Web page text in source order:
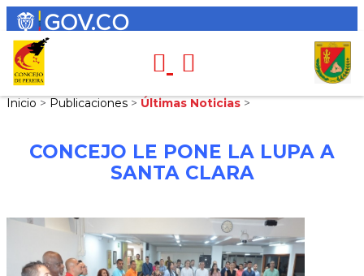
Inicio > Publicaciones > Últimas Noticias >
CONCEJO LE PONE LA LUPA A
SANTA CLARA